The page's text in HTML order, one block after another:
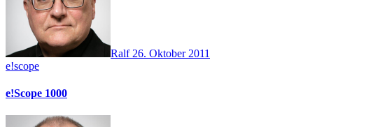
Ralf 26. Oktober 2011
e!scope
e!Scope 1000